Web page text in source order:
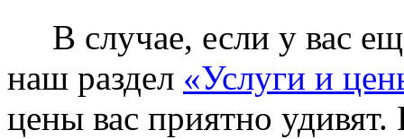
В случае, если у вас
наш раздел «Услуги и
цены вас приятно